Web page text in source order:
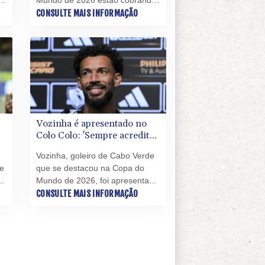
milhões de dólares que,
Fifa, informou o The Athletic
nesta terça-feira (4).
CONSULTE MAIS INFORMAÇÃO
Vozinha é apresentado no
Colo Colo: 'Sempre acreditei
grande'
Vozinha, goleiro de Cabo Verde
que se destacou na Copa do
Mundo de 2026, foi apresentado
nesta terça-feira (4), em
CONSULTE MAIS INFORMAÇÃO